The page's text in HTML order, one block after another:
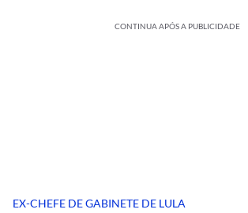
CONTINUA APÓS A PUBLICIDADE
EX-CHEFE DE GABINETE DE LULA